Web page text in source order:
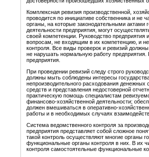
Комплексная ревизия производственной,
проводится по инициативе собственника и не
органы, на которые законодательными актами
деятельности предприятия, могут
своей компетенции. Руководство предприятия
вопросам, не входящим в их компетенцию, и
контроля. Все виды проверок и ревизий
не нарушать нормальную работу предприятия.
предприятия.
При проведении ревизий следу строго
должны мыть соблюдены интересы
непроизводительного расходования
средств и представления недостоверной
практическую помощь специалистам
финансово-хозяйственной деятельности;
должен вмешиваться в оперативно-
работы и в необходимых случаях
Система ведомственного контроля за
предприятия представляет собой сложное
такой контроль осуществляют многие органы
функциональные органы контроля в них. В их
контроля самостоятельные функциональные